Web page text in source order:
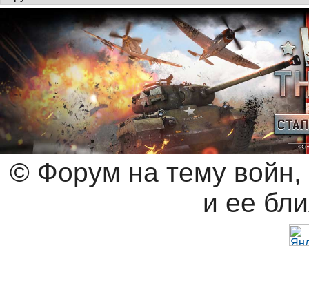
© Форум на тему войн,
и ее